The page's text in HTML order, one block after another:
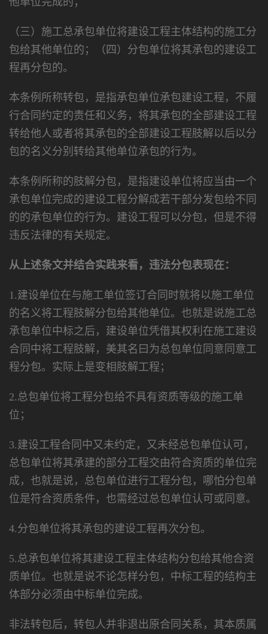
（三）施工总承包单位将建设工程主体结构的施工分
包给其他单位的；（四）分包单位将其承包的建设工
程再分包的。
本条例所称转包，是指承包单位承包建设工程，不履
行合同约定的责任和义务，将其承包的全部建设工程
转给他人或者将其承包的全部建设工程肢解以后以分
包的名义分别转给其他单位承包的行为。
本条例所称的肢解分包，是指建设单位将应当由一个
承包单位完成的建设工程分解成若干部分发包给不同
的的承包单位的行为。建设工程可以分包，但是不得
违反法律的有关规定。
从上述条文并结合实践来看，违法分包表现在：
1.建设单位在与施工单位签订合同时就将以施工单位
的名义将工程肢解分包给其他单位。也就是说施工总
承包单位中标之后，建设单位凭借其权利在施工建设
合同中将工程肢解，美其名曰为总包单位同意同意工
程分包。实际上是变相肢解工程；
2.总包单位将工程分包给不具有资质等级的施工单
位；
3.建设工程合同中又未约定，又未经总包单位认可，
总包单位将其承建的部分工程交由符合资质的单位完
成，也就是说，总包单位进行工程分包，哪怕分包单
位是符合资质条件，也需经过总包单位认可或同意。
4.分包单位将其承包的建设工程再次分包。
5.总承包单位将其建设工程主体结构分包给其他合资
质单位。也就是说不论怎样分包，中标工程的结构主
体部分必须由中标单位完成。
非法转包后，转包人并非退出原合同关系，其本质属